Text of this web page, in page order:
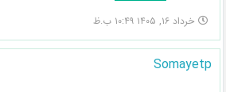
خرداد ۱۶, ۱۴۰۵ ۱۰:۴۹ ب.ظ
Somayetp